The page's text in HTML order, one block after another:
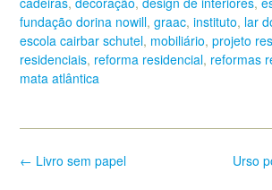
fundação dorina nowill, graac, instituto, lar
escola cairbar schutel, mobiliário, projeto
residenciais, reforma residencial, reformas
mata atlântica
Post
Urso
← Livro sem papel